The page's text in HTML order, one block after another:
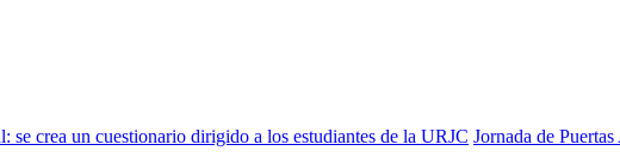
se crea un cuestionario dirigido a los estudiantes de la URJC Jornada de